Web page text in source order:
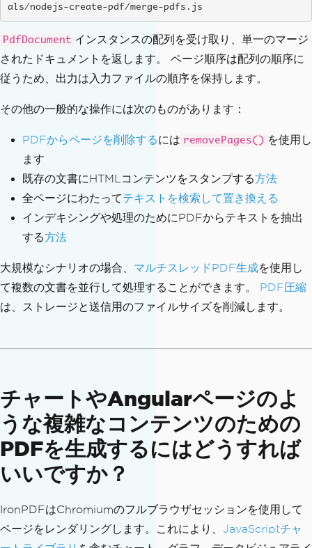
als/nodejs-create-pdf/merge-pdfs.js
PdfDocument インスタンスの配列を受け取り、単一のマージ
されたドキュメントを返します。 ページ順序は配列の順序に
従うため、出力は入力ファイルの順序を保持します。
その他の一般的な操作には次のものがあります：
PDFからページを削除するには removePages() を使用し
ます
既存の文書にHTMLコンテンツをスタンプする方法
全ページにわたってテキストを検索して置き換える
インデキシングや処理のためにPDFからテキストを抽出
する方法
大規模なシナリオの場合、 マルチスレッドPDF生成を使用し
て複数の文書を並行して処理することができます。 PDF圧縮
は、ストレージと送信用のファイルサイズを削減します。
チャートやAngularページのよ
うな複雑なコンテンツのための
PDFを生成するにはどうすれば
いいですか？
IronPDFはChromiumのフルブラウザセッションを使用して
ページをレンダリングします。これにより、 JavaScriptチャ